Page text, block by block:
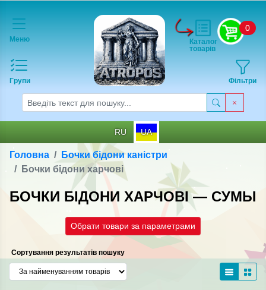
Меню
Групи
0
Фільтри
Каталог
товарів
RU UA
Головна
Бочки бідони каністри
Бочки бідони харчові
БОЧКИ БІДОНИ ХАРЧОВІ — СУМЫ
Обрати товари за параметрами
Сортування результатів пошуку